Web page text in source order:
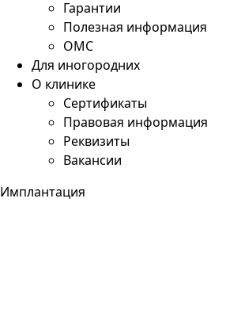
Гарантии
Полезная информация
ОМС
Для иногородних
О клинике
Сертификаты
Правовая информация
Реквизиты
Вакансии
Имплантация